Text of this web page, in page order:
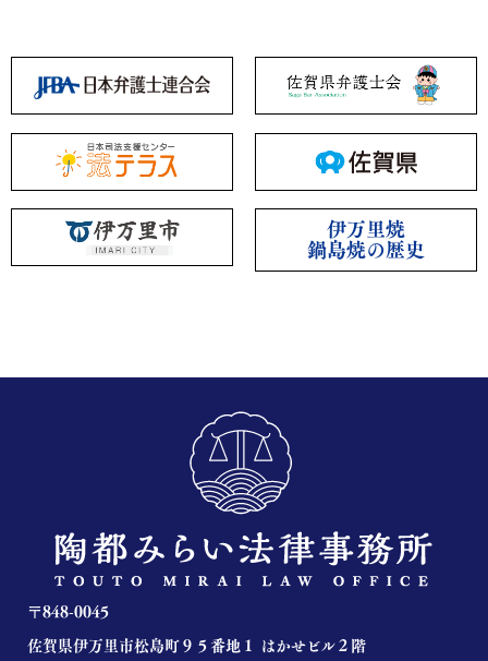
伊万里焼
鍋島焼の歴史
〒848-0045
佐賀県伊万里市松島町９５番地１ はかせビル２階